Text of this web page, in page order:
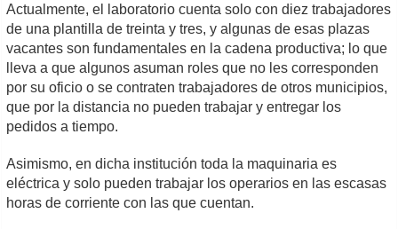
Actualmente, el laboratorio cuenta solo con diez trabajadores
de una plantilla de treinta y tres, y algunas de esas plazas
vacantes son fundamentales en la cadena productiva; lo que
lleva a que algunos asuman roles que no les corresponden
por su oficio o se contraten trabajadores de otros municipios,
que por la distancia no pueden trabajar y entregar los
pedidos a tiempo.
Asimismo, en dicha institución toda la maquinaria es
eléctrica y solo pueden trabajar los operarios en las escasas
horas de corriente con las que cuentan.